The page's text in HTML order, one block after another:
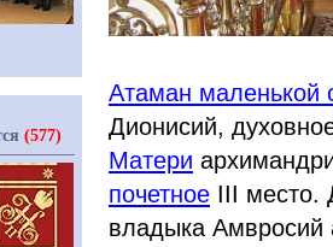
Атаман маленькой
Дионисий,
Матери
почетное III место.
владыка Амвросий
(577)